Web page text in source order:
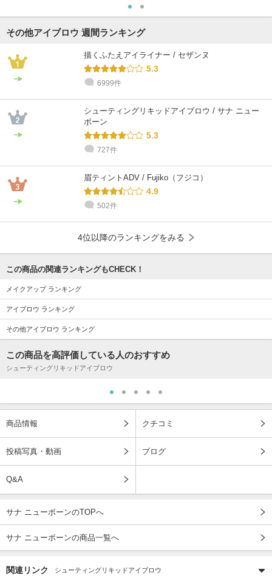
その他アイブロウ 週間ランキング
描くふたえアイライナー / セザンヌ
5.3
6999件
シューティングリキッドアイブロウ / サナ ニュー
ボーン
5.3
727件
眉ティントADV / Fujiko（フジコ）
4.9
502件
4位以降のランキングをみる
この商品の関連ランキングもCHECK！
メイクアップ ランキング
アイブロウ ランキング
その他アイブロウ ランキング
この商品を高評価している人のおすすめ
シューティングリキッドアイブロウ
商品情報 クチコミ
投稿写真・動画 ブログ
Q&A
サナ ニューボーンのTOPへ
サナ ニューボーンの商品一覧へ
関連リンク シューティングリキッドアイブロウ